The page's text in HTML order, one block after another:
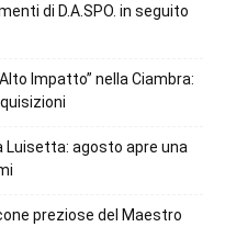
di D.A.SPO. in seguito
Impatto” nella Ciambra:
Luisetta: agosto apre una
preziose del Maestro